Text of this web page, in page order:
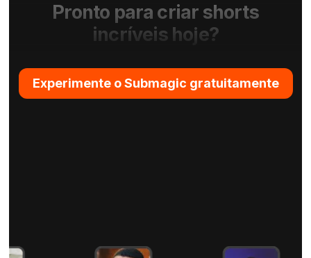
Pronto para criar shorts
incríveis hoje?
Experimente o Submagic gratuitamente